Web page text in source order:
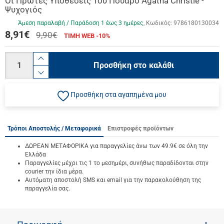
Ψυχογιός
Άμεση παραλαβή / Παράδoση 1 έως 3 ημέρες Κωδικός: 9786180130034
8,91€ 9,90€ ΤΙΜΗ WEB -10%
product.increase.quantity
product.decrease.quantity
Προσθήκη στο καλάθι
Προσθήκη στα αγαπημένα μου
Τρόποι Αποστολής / Μεταφορικά Επιστροφές προϊόντων
ΔΩΡΕΑΝ ΜΕΤΑΦΟΡΙΚΑ για παραγγελίες άνω των 49.9€ σε όλη την
Ελλάδα
Παραγγελίες μέχρι τις 1 το μεσημέρι, συνήθως παραδίδονται στην
courier την ίδια μέρα.
Αυτόματη αποστολή SMS και email για την παρακολούθηση της
παραγγελία σας.